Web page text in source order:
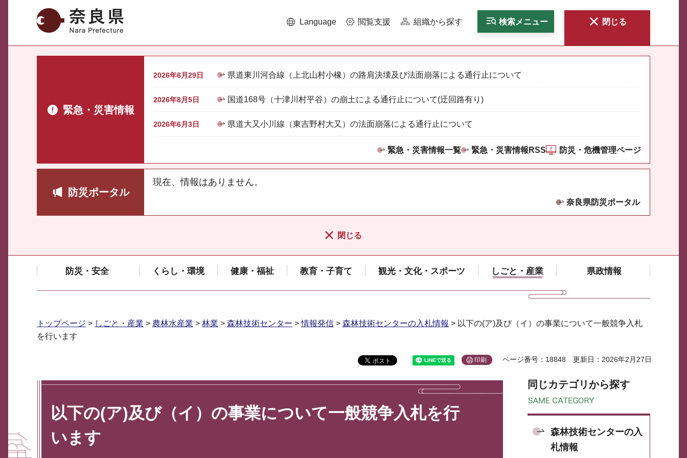
奈良県 Language 閲覧支援 組織から探す 検索メニュー 閉じる
緊急・災害情報
2026年6月29日 県道東川河合線（上北山村小橡）の路肩決壊及び法面崩落による通行止について
2026年8月5日 国道168号（十津川村平谷）の崩土による通行止について(迂回路有り)
2026年6月3日 県道大又小川線（東吉野村大又）の法面崩落による通行止について
緊急・災害情報一覧 緊急・災害情報RSS 防災・危機管理ページ
防災ポータル
現在、情報はありません。
奈良県防災ポータル
閉じる
防災・安全 くらし・環境 健康・福祉 教育・子育て 観光・文化・スポーツ しごと・産業 県政情報
トップページ > しごと・産業 > 農林水産業 > 林業 > 森林技術センター >情報発信 > 森林技術センターの入札情報 > 以下の(ア)及び（イ）の事業について一般競争入札
を行います
印刷 ページ番号：18848 更新日：2026年2月27日
以下の(ア)及び（イ）の事業について一般競争入札を行
います
同じカテゴリから探す
森林技術センターの入
札情報